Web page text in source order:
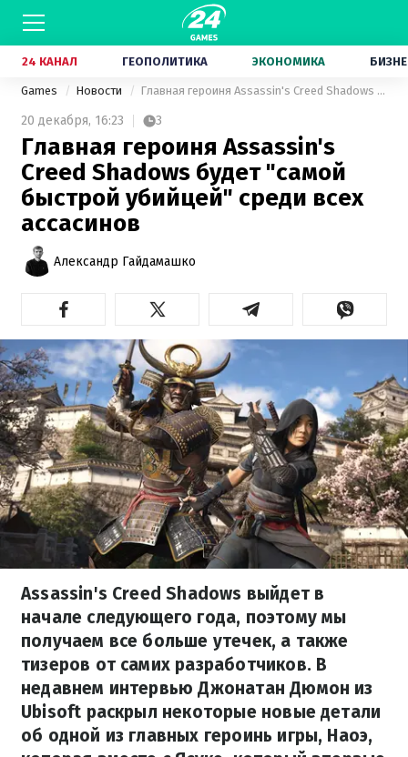
24 КАНАЛ ГЕОПОЛИТИКА ЭКОНОМИКА
Games Новости Главная героиня Assassin's Creed Shadows будет "самой быстрой убийцей" среди всех ассасинов
20 декабря, 16:23 3
Главная героиня Assassin's
Creed Shadows будет "самой
быстрой убийцей" среди всех
ассасинов
Александр Гайдамашко
Assassin's Creed Shadows выйдет в
начале следующего года, поэтому мы
получаем все больше утечек, а также
тизеров от самих разработчиков. В
недавнем интервью Джонатан Дюмон из
Ubisoft раскрыл некоторые новые детали
об одной из главных героинь игры, Наоэ,